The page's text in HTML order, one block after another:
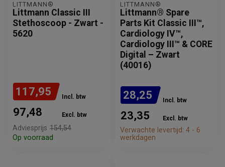
LITTMANN®
Littmann Classic III
Stethoscoop - Zwart -
5620
117,95 Incl. btw
97,48 Excl. btw
Adviesprijs 154,54
Op voorraad
LITTMANN®
Littmann® Spare
Parts Kit Classic III™,
Cardiology IV™,
Cardiology III™ & CORE
Digital – Zwart
(40016)
28,25 Incl. btw
23,35 Excl. btw
Verwachte levertijd: 4 - 6
werkdagen